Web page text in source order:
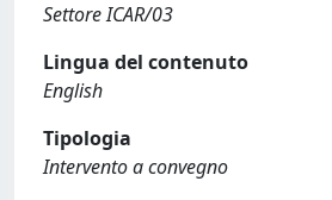
Settore ICAR/03
Lingua del contenuto
English
Tipologia
Intervento a convegno